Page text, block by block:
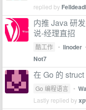
replied by
内推 Java 研
说-经理直招
酷工作 • linoder
Not7
在 Go 的
Go 编程语言 •
Lastly replied by